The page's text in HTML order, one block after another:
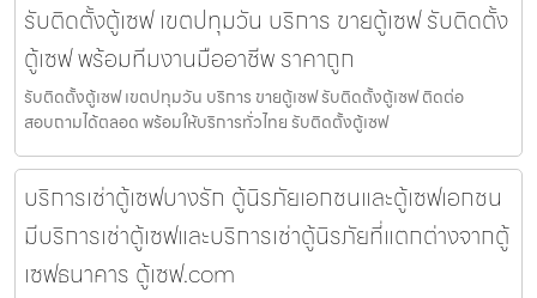
รับติดตั้งตู้เซฟ เขตปทุมวัน บริการ ขายตู้เซฟ รับติดตั้ง
ตู้เซฟ พร้อมทีมงานมืออาชีพ ราคาถูก
รับติดตั้งตู้เซฟ เขตปทุมวัน บริการ ขายตู้เซฟ รับติดตั้งตู้เซฟ ติดต่อ
สอบถามได้ตลอด พร้อมให้บริการทั่วไทย รับติดตั้งตู้เซฟ
บริการเช่าตู้เซฟบางรัก ตู้นิรภัยเอกชนและตู้เซฟเอกชน
มีบริการเช่าตู้เซฟและบริการเช่าตู้นิรภัยที่แตกต่างจากตู้
เซฟธนาคาร ตู้เซฟ.com